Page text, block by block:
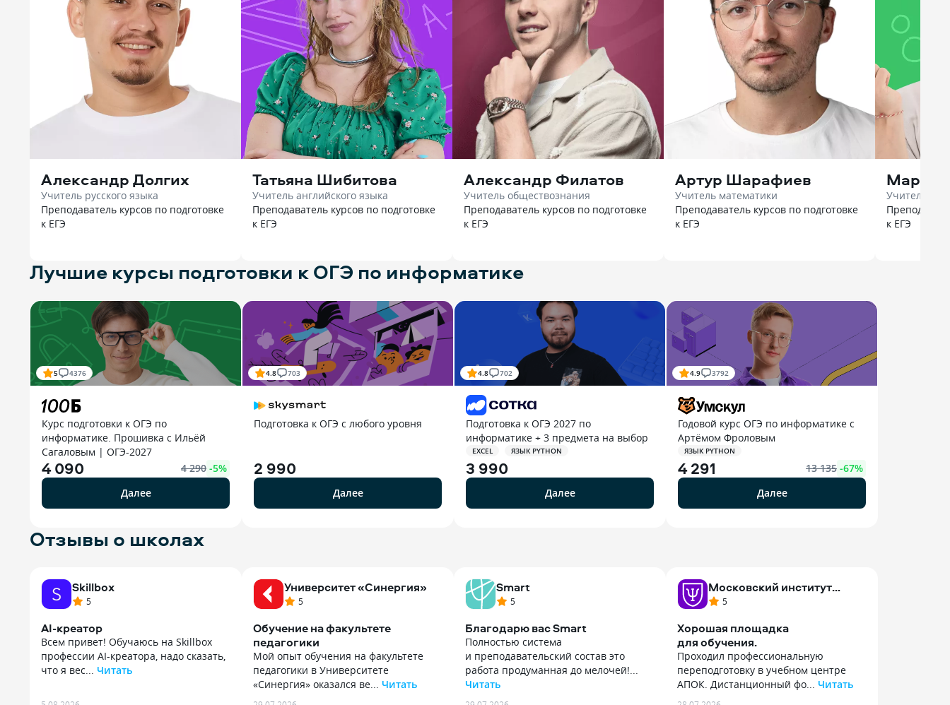
Александр Долгих
Учитель русского языка
Преподаватель курсов по подготовке
к ЕГЭ
Татьяна Шибитова
Учитель английского языка
Преподаватель курсов по подготовке
к ЕГЭ
Александр Филатов
Учитель обществознания
Преподаватель курсов по подготовке
к ЕГЭ
Артур Шарафиев
Учитель математики
Преподаватель курсов по подготовке
к ЕГЭ
Марк
Учитель
к ЕГЭ
Лучшие курсы подготовки к ОГЭ по информатике
5 4376
Курс подготовки к ОГЭ по
информатике. Прошивка с Ильёй
Сагаловым | ОГЭ-2027
4 090 4 290 -5%
Далее
4.8 703
Подготовка к ОГЭ с любого уровня
2 990
Далее
4.8 702
Подготовка к ОГЭ 2027 по
информатике + 3 предмета на выбор
EXCEL ЯЗЫК PYTHON
3 990
Далее
4.9 3792
Годовой курс ОГЭ по информатике с
Артёмом Фроловым
ЯЗЫК PYTHON
4 291 13 135 -67%
Далее
Отзывы о школах
Skillbox
5
AI-креатор
Всем привет! Обучаюсь на Skillbox
профессии AI-креатора, надо сказать,
что я вес... Читать
профессии AI-креатора, надо сказать,
Университет «Синергия»
5
Обучение на факультете
педагогики
Мой опыт обучения на факультете
педагогики в Университете
«Синергия» оказался ве... Читать
Мой опыт обучения на факультете
Smart
5
Благодарю вас Smart
Полностью система
и преподавательский состав это
работа продуманная до мелочей!...
Читать
Полностью система
Московский институт
психологии
5
Хорошая площадка
для обучения.
Проходил профессиональную
переподготовку в учебном центре
АПОК. Дистанционный фо... Читать
Проходил профессиональную